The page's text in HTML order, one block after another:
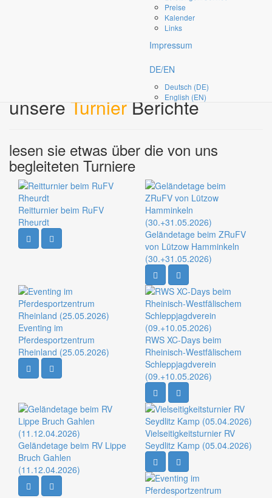
Preise
Kalender
Links
Impressum
DE/EN
Deutsch (DE)
English (EN)
Zum Fotoshop der Fotos aus Gahlen
unsere Turnier Berichte
lesen sie etwas über die von uns
begleiteten Turniere
Reitturnier beim RuFV
Rheurdt
Geländetage beim ZRuFV
von Lützow Hamminkeln
(30.+31.05.2026)
Eventing im
Pferdesportzentrum
Rheinland (25.05.2026)
RWS XC-Days beim
Rheinisch-Westfälischem
Schleppjagdverein
(09.+10.05.2026)
Geländetage beim RV Lippe
Bruch Gahlen
(11.12.04.2026)
Vielseitigkeitsturnier RV
Seydlitz Kamp (05.04.2026)